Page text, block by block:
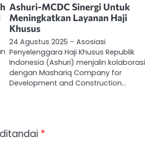
Ashuri-MCDC Sinergi Untuk
Meningkatkan Layanan Haji
Khusus
24 Agustus 2025 – Asosiasi
Penyelenggara Haji Khusus Republik
Indonesia (Ashuri) menjalin kolaborasi
dengan Mashariq Company for
Development and Construction…
*